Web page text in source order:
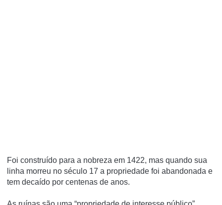
Foi construído para a nobreza em 1422, mas quando sua
linha morreu no século 17 a propriedade foi abandonada e
tem decaído por centenas de anos.